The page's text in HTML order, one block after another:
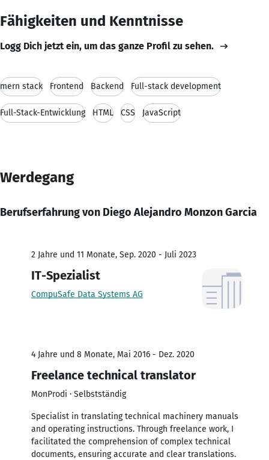
Fähigkeiten und Kenntnisse
Logg Dich jetzt ein, um das ganze Profil zu sehen.
mern stack Frontend Backend Full-stack development
Full-Stack-Entwicklung HTML CSS JavaScript
Werdegang
Berufserfahrung von Diego Alejandro Monzon Garcia
2 Jahre und 11 Monate, Sep. 2020 - Juli 2023
IT-Spezialist
CompuSafe Data Systems AG
4 Jahre und 8 Monate, Mai 2016 - Dez. 2020
Freelance technical translator
MonProdi · Selbstständig
Specialist in translating technical machinery manuals
and operating instructions. Through freelance work, I
facilitated the comprehension of complex technical
documents, ensuring accurate and clear translations.